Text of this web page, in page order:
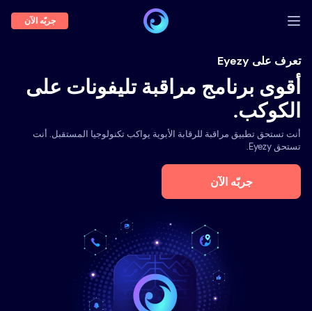
تسجيل الدخول
عرض توضيحي
السمات
نبذة عنا
المدونة
جربّه الآن
تعرف على Eyezy
أقوى برنامج مراقبة تليفونات على
الكوكب.
أنت تستحق تطبيق مراقبة للرقابة الأبوية يواكب تكنولوجيا المستقبل. أنت
تستحق Eyezy.
جربّه الآن